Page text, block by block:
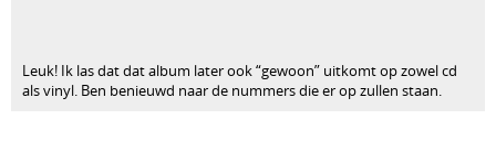
Leuk! Ik las dat dat album later ook “gewoon” uitkomt op zowel cd
als vinyl. Ben benieuwd naar de nummers die er op zullen staan.